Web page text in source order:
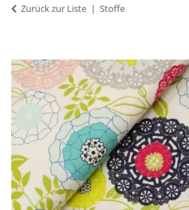
Zurück zur Liste Stoffe